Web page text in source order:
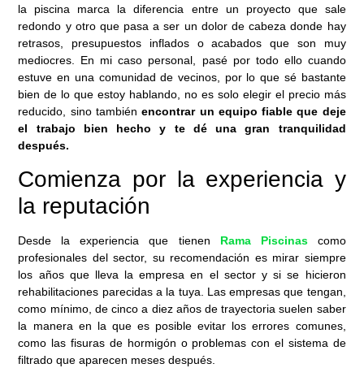
la piscina marca la diferencia entre un proyecto que sale
redondo y otro que pasa a ser un dolor de cabeza donde hay
retrasos, presupuestos inflados o acabados que son muy
mediocres. En mi caso personal, pasé por todo ello cuando
estuve en una comunidad de vecinos, por lo que sé bastante
bien de lo que estoy hablando, no es solo elegir el precio más
reducido, sino tambiénencontrar un equipo fiable que deje
el trabajo bien hecho y te dé una gran tranquilidad
después.
Comienza por la experiencia y
la reputación
Desde la experiencia que tienen Rama Piscinascomo
profesionales del sector, su recomendación es mirar siempre
los años que lleva la empresa en el sector y si se hicieron
rehabilitaciones parecidas a la tuya. Las empresas que tengan,
como mínimo, de cinco a diez años de trayectoria suelen saber
la manera en la que es posible evitar los errores comunes,
como las fisuras de hormigón o problemas con el sistema de
filtrado que aparecen meses después.